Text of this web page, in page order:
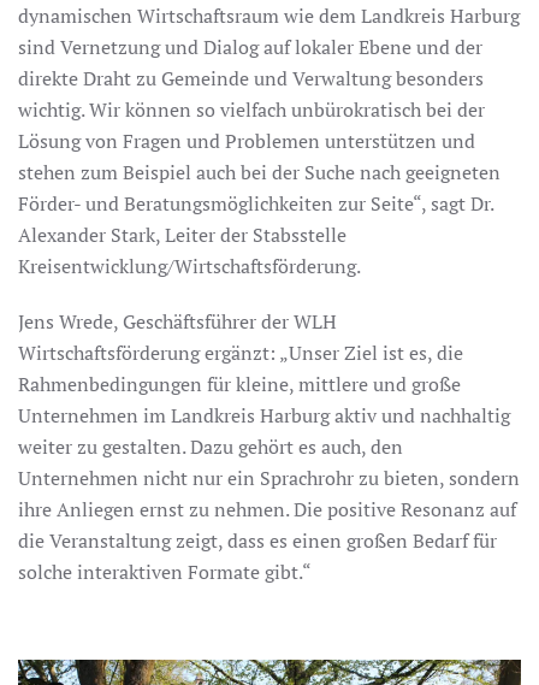
dynamischen Wirtschaftsraum wie dem Landkreis Harburg
sind Vernetzung und Dialog auf lokaler Ebene und der
direkte Draht zu Gemeinde und Verwaltung besonders
wichtig. Wir können so vielfach unbürokratisch bei der
Lösung von Fragen und Problemen unterstützen und
stehen zum Beispiel auch bei der Suche nach geeigneten
Förder- und Beratungsmöglichkeiten zur Seite“, sagt Dr.
Alexander Stark, Leiter der Stabsstelle
Kreisentwicklung/Wirtschaftsförderung.
Jens Wrede, Geschäftsführer der WLH
Wirtschaftsförderung ergänzt: „Unser Ziel ist es, die
Rahmenbedingungen für kleine, mittlere und große
Unternehmen im Landkreis Harburg aktiv und nachhaltig
weiter zu gestalten. Dazu gehört es auch, den
Unternehmen nicht nur ein Sprachrohr zu bieten, sondern
ihre Anliegen ernst zu nehmen. Die positive Resonanz auf
die Veranstaltung zeigt, dass es einen großen Bedarf für
solche interaktiven Formate gibt.“